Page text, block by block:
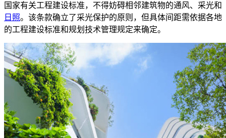
国家有关工程建设标准，不得妨碍相邻建筑物的通风、采光和
日照。该条款确立了采光保护的原则，但具体间距需依据各地
的工程建设标准和规划技术管理规定来确定。